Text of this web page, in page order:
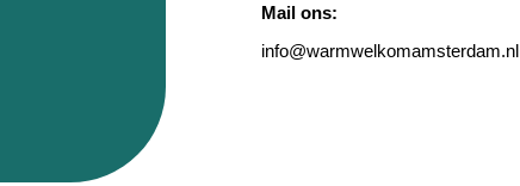
Mail ons:
info@warmwelkomamsterdam.nl